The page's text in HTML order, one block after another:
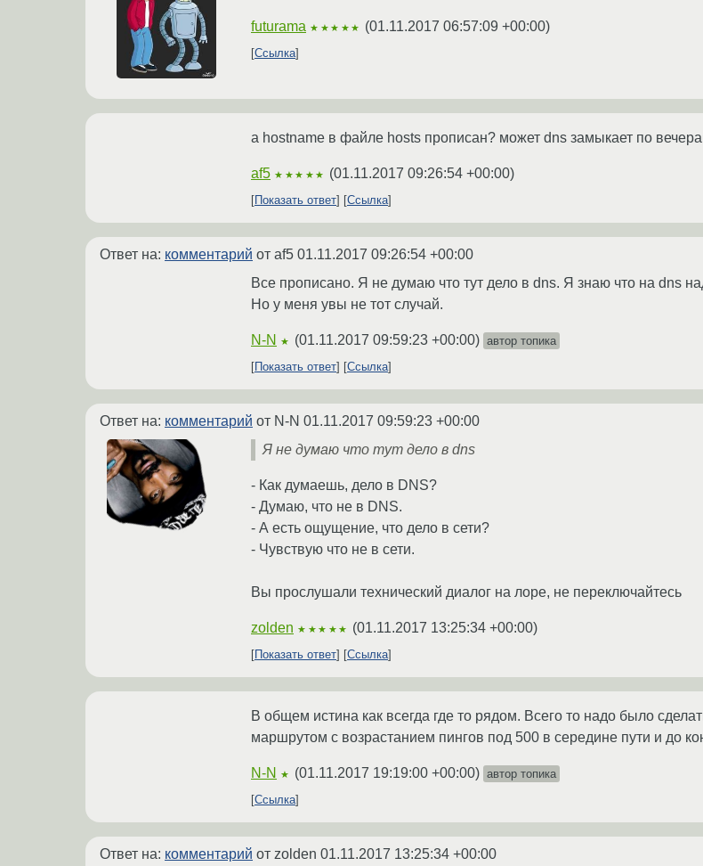
futurama ★★★★★ (01.11.2017 06:57:09 +00:00)
Ссылка
а hostname в файле hosts прописан? может dns замыкает по
af5 ★★★★★ (01.11.2017 09:26:54 +00:00)
Показать ответ Ссылка
Ответ на: комментарий от af5 01.11.2017 09:26:54 +00:00
Все прописано. Я не думаю что тут дело в dns. Я знаю что на dns
Но у меня увы не тот случай.
N-N ★ (01.11.2017 09:59:23 +00:00) автор топика
Показать ответ
Ссылка
Ответ на: комментарий от N-N 01.11.2017 09:59:23 +00:00
Я не думаю что тут дело в dns
- Как думаешь, дело в DNS?
- Думаю, что не в DNS.
- А есть ощущение, что дело в сети?
- Чувствую что не в сети.
Вы прослушали технический диалог на лоре, не переключайтесь
zolden ★★★★★ (01.11.2017 13:25:34 +00:00)
Показать ответ Ссылка
В общем истина как всегда где то рядом. Всего то надо было
маршрутом с возрастанием пингов под 500 в середине пути и до
N-N ★ (01.11.2017 19:19:00 +00:00) автор топика
Ссылка
Ответ на: комментарий от zolden 01.11.2017 13:25:34 +00:00